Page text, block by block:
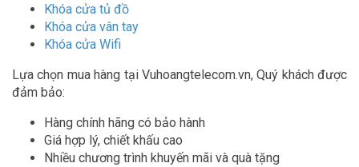
Khóa cửa tủ đồ
Khóa cửa vân tay
Khóa cửa Wifi
Lựa chọn mua hàng tại Vuhoangtelecom.vn, Quý khách được
đảm bảo:
Hàng chính hãng có bảo hành
Giá hợp lý, chiết khấu cao
Nhiều chương trình khuyến mãi và quà tặng